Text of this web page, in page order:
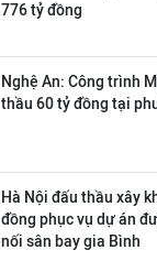
776 tỷ đồng
Nghệ An: Công trình
thầu 60 tỷ đồng tại
Hà Nội đấu thầu xây
đồng phục vụ dự án
nối sân bay gia Bình